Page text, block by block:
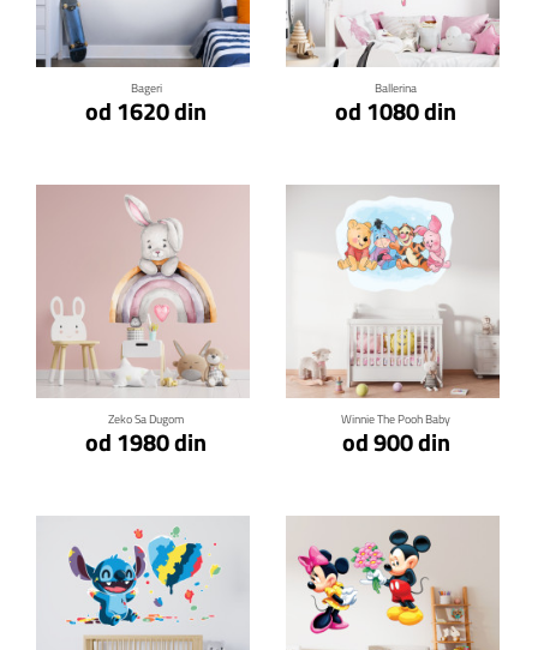
Bageri
od 1620 din
Ballerina
od 1080 din
Zeko Sa Dugom
od 1980 din
Klikni za detalje
Winnie The Pooh Baby
od 900 din
Klikni za detalje